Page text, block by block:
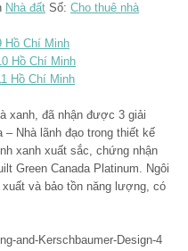
Nhà đất Số: Cho thuê nhà
Hồ Chí Minh
Hồ Chí Minh
Hồ Chí Minh
xanh, đã nhận được 3 giải
Nhà lãnh đạo trong thiết kế
xanh xuất sắc, chứng nhận
Green Canada Platinum. Ngôi
và bảo tồn năng lượng, có